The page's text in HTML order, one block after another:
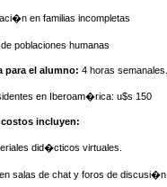
en familias incompletas
poblaciones humanas
para el alumno: 4 horas semanales.
en Iberoam�rica: u$s 150
incluyen:
did�cticos virtuales.
salas de chat y foros de discusi�n.